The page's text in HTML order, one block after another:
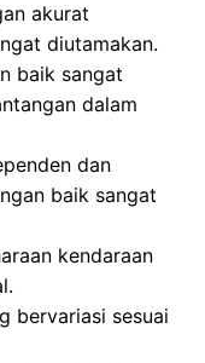
akurat
diutamakan.
baik sangat
dalam
dan
baik sangat
kendaraan
bervariasi sesuai